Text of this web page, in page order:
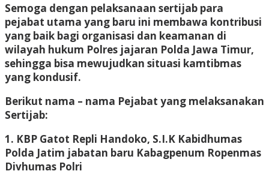
Semoga dengan pelaksanaan sertijab para
pejabat utama yang baru ini membawa kontribusi
yang baik bagi organisasi dan keamanan di
wilayah hukum Polres jajaran Polda Jawa Timur,
sehingga bisa mewujudkan situasi kamtibmas
yang kondusif.
Berikut nama – nama Pejabat yang melaksanakan
Sertijab:
1. KBP Gatot Repli Handoko, S.I.K Kabidhumas
Polda Jatim jabatan baru Kabagpenum Ropenmas
Divhumas Polri